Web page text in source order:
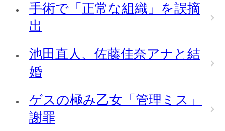
手術で「正常な組織」を誤摘
出
池田直人、佐藤佳奈アナと結
婚
ゲスの極み乙女「管理ミス」
謝罪